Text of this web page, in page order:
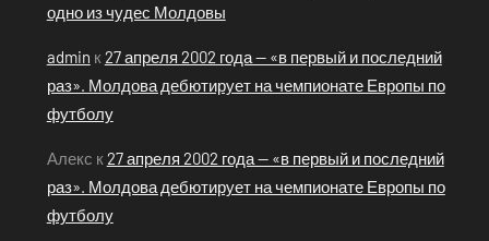
одно из чудес Молдовы
admin к 27 апреля 2002 года — «в первый и последний
раз». Молдова дебютирует на чемпионате Европы по
футболу
Алекс к 27 апреля 2002 года — «в первый и последний
раз». Молдова дебютирует на чемпионате Европы по
футболу